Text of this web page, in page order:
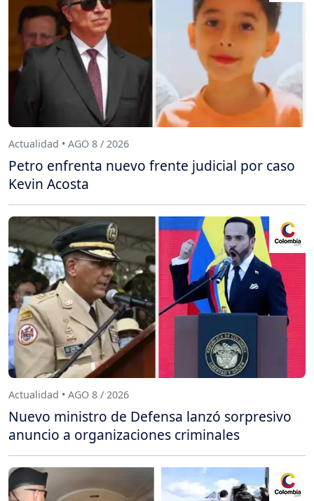
Actualidad • AGO 8 / 2026
Petro enfrenta nuevo frente judicial por caso
Kevin Acosta
Actualidad • AGO 8 / 2026
Nuevo ministro de Defensa lanzó sorpresivo
anuncio a organizaciones criminales